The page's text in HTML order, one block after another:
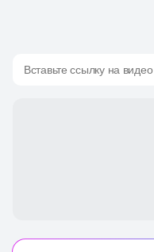
Вставьте ссылку на видео